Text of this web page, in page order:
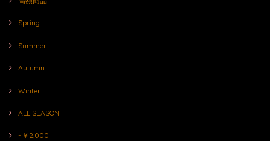
Spring
Summer
Autumn
Winter
ALL SEASON
~￥2,000